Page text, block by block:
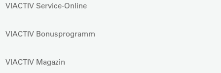
VIACTIV Service-Online
VIACTIV Bonusprogramm
VIACTIV Magazin